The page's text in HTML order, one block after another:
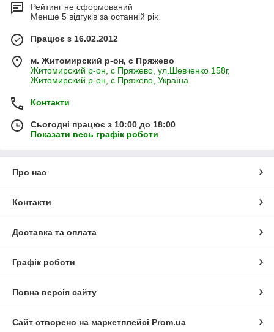
Рейтинг не сформований
Менше 5 відгуків за останній рік
Працює з 16.02.2012
м. Житомирский р-он, с Пряжево
Житомирский р-он, с Пряжево, ул.Шевченко 158г,
Житомирский р-он, с Пряжево, Україна
Контакти
Сьогодні працює з 10:00 до 18:00
Показати весь графік роботи
Про нас
Контакти
Доставка та оплата
Графік роботи
Повна версія сайту
Сайт створено на маркетплейсі Prom.ua